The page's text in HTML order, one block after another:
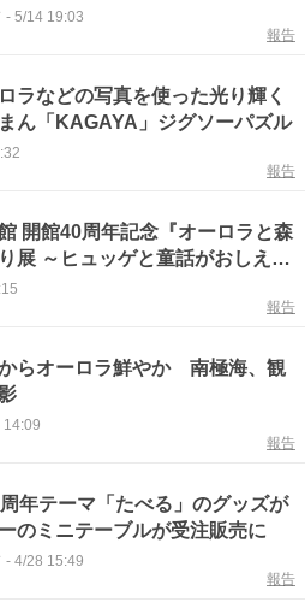
- 5/14 19:03
報告
ラなどの写真を使った光り輝く
ん「KAGAYA」ジグソーパズル
報告
開館40周年記念『オーロラと森
展 ～ヒュッゲと童話がおしえて
』の開催が決定
報告
らオーロラ鮮やか 南極海、観
14:09
報告
年テーマ「たべる」のグッズが
のミニテーブルが受注販売に
- 4/28 15:49
報告